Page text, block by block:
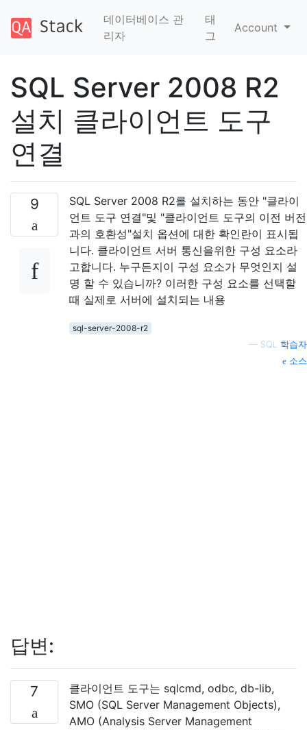
데이터베이스 관
리자
태
그
Account
SQL Server 2008 R2
설치 클라이언트 도구
연결
9
SQL Server 2008 R2를 설치하는 동안 "클라이
언트 도구 연결"및 "클라이언트 도구의 이전 버전
과의 호환성"설치 옵션에 대한 확인란이 표시됩
니다. 클라이언트 서버 통신을위한 구성 요소라
고합니다. 누구든지이 구성 요소가 무엇인지 설
명 할 수 있습니까? 이러한 구성 요소를 선택할
때 실제로 서버에 설치되는 내용
sql-server-2008-r2
— SQL 학습자
소스
답변:
7
클라이언트 도구는 sqlcmd, odbc, db-lib,
SMO (SQL Server Management Objects),
AMO (Analysis Server Management